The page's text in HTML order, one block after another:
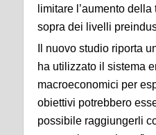
limitare l’aumento
sopra dei livelli
Il nuovo studio riporta
ha utilizzato il sistema
macroeconomici per
obiettivi potrebbero
possibile raggiungerli